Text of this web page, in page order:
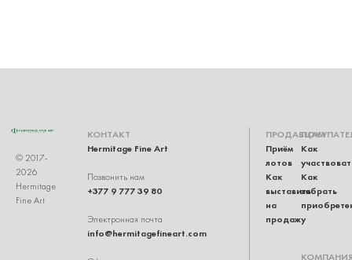
© 2017-
2026
Hermitage
Fine Art
КОНТАКТ
Hermitage Fine Art
Позвонить нам
+377 9 777 39 80
Электронная почта
info@hermitagefineart.com
ПРОДАВЦАМ
Приём
лотов
Как
выставить
на
продажу
Как
Как
забрать